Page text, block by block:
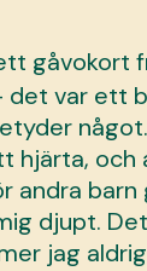
gåvokort
det var ett
hjärta,
andra
djupt.
jag